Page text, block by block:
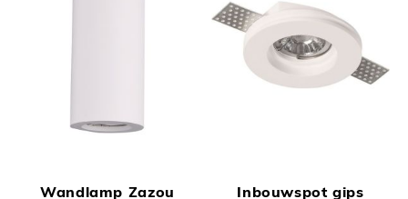
Wandlamp Zazou
Inbouwspot gips